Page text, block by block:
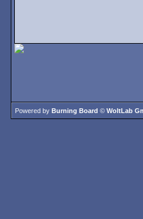
Powered by Burning Board © WoltLab